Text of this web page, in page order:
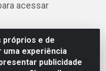
próprios e de
experiência
publicidade
acessar
Souza Leite, 265 - Ariado,
57.442-000 - CNPJ
06